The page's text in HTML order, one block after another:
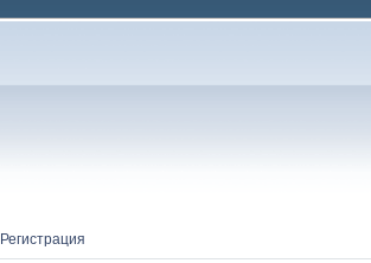
Регистрация